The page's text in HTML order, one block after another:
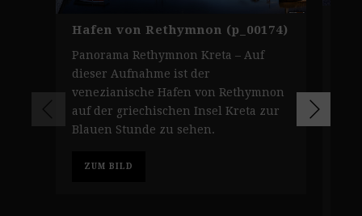
Hafen von Rethymnon (p_00174)
Panorama Rethymnon Kreta – Auf
dieser Aufnahme ist der
venezianische Hafen von Rethymnon
auf der griechischen Insel Kreta zur
Blauen Stunde zu sehen.
ZUM BILD